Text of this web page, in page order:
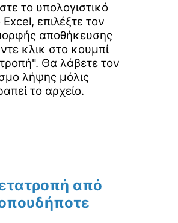
το υπολογιστικό
επιλέξτε τον
αποθήκευσης
κλικ στο κουμπί
Θα λάβετε τον
λήψης μόλις
το αρχείο.
από